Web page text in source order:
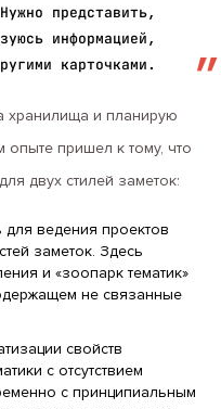
представить,
информацией,
карточками.
хранилища и планирую
пришел к тому, что
двух стилей заметок:
ведения проектов
заметок. Здесь
и «зоопарк тематик»
не связанные
свойств
с отсутствием
с принципиальным